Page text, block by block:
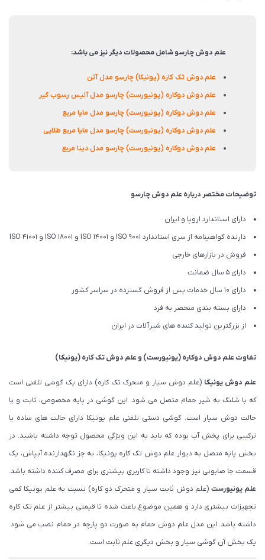
علم دوش چارسو شامل محصولات دیگر نیز می باشد:
علم دوش تک کاره (یونیکا) چارسو مدل آتن
علم دوش دوکاره (یونیورست) چارسو مدل آلیس رسوب گیر
علم دوش دوکاره (یونیورست) چارسو مدل مایا مربع
علم دوش دوکاره (یونیورست) چارسو مدل مایا مربع طلایی
علم دوش دوکاره (یونیورست) چارسو مدل دینا مربع
توضیحات مختصر درباره علم دوش چارسو
دارای استاندارد اروپا و ایران
دارنده گواهینامه از سری استاندارد ISO 9001 و ISO 14001 و ISO 18001 و ISO 41001
فروش در بازارهای خارجی
دارای 5 سال ضمانت
دارای 10 سال خدمات پس از فروش گسترده در سراسر کشور
دارای بسته بندی منحصر به فرد
از بزرگترین تولید کننده های شیرآلات در ایران
تفاوتعلم دوش دوکاره (یونیورست) وعلم دوش تک کاره (یونیکا)
علم دوش یونیکا (علم دوش سیار و متحرک تک کاره) دارای یک گوشی تلفنی است
که با شلنگ به شیر حمام متصل می شود. این گوشی در پایه مخصوص، ثابت و یا
حالت دوش سیار است. گوشی دستی تلفنی علم یونیکا دارای حالت های ساده یا
ترکیبی برای پخش آب بوده که باید به این ویژگی محصول توجه داشته باشید. در
بخش پایه متصل به دیوار علم دوش تک کاره یونیکا، به جز نگهدارنده آبپاش، یک
قسمت جا صابونی نیز وجود داشته تا کاربری بیشتری برای مصرف کننده داشته باشد.
علم یونیورست(علم دوش ثابت سیار و متحرک دو کاره) نسبت به علم یونیکا کمی
تجهیزات بیشتری دارد و همین موضوع باعث شده تا قیمتی بیشتر از علم تک کاره
داشته باشد. این مدل علم دوش حمام به صورت دو پارچه در حمام نصب می شود.
یک بخش آن گوشی سیار و بخش دیگری علم ثابت است.